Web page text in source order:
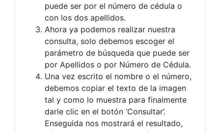
puede ser por el número de cédula o
con los dos apellidos.
Ahora ya podemos realizar nuestra
consulta, solo debemos escoger el
parámetro de búsqueda que puede ser
por Apellidos o por Número de Cédula.
Una vez escrito el nombre o el número,
debemos copiar el texto de la imagen
tal y como lo muestra para finalmente
darle clic en el botón ‘Consultar’.
Enseguida nos mostrará el resultado,